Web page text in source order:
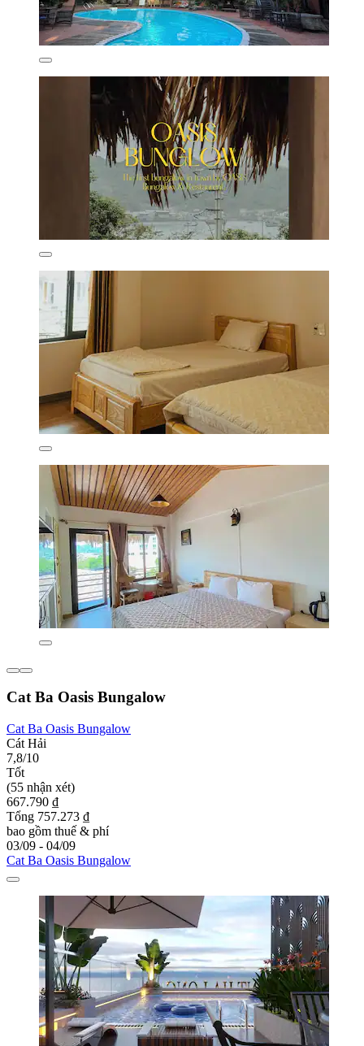
Cat Ba Oasis Bungalow
Cat Ba Oasis Bungalow
Cát Hải
7,8/10
Tốt
(55 nhận xét)
667.790 ₫
Tổng 757.273 ₫
bao gồm thuế & phí
03/09 - 04/09
Cat Ba Oasis Bungalow